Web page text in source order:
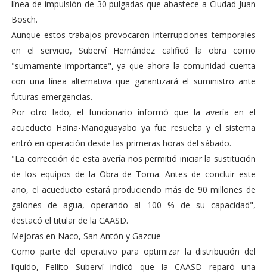
línea de impulsión de 30 pulgadas que abastece a Ciudad Juan
Bosch.
Aunque estos trabajos provocaron interrupciones temporales
en el servicio, Suberví Hernández calificó la obra como
"sumamente importante", ya que ahora la comunidad cuenta
con una línea alternativa que garantizará el suministro ante
futuras emergencias.
Por otro lado, el funcionario informó que la avería en el
acueducto Haina-Manoguayabo ya fue resuelta y el sistema
entró en operación desde las primeras horas del sábado.
"La corrección de esta avería nos permitió iniciar la sustitución
de los equipos de la Obra de Toma. Antes de concluir este
año, el acueducto estará produciendo más de 90 millones de
galones de agua, operando al 100 % de su capacidad",
destacó el titular de la CAASD.
Mejoras en Naco, San Antón y Gazcue
Como parte del operativo para optimizar la distribución del
líquido, Fellito Suberví indicó que la CAASD reparó una